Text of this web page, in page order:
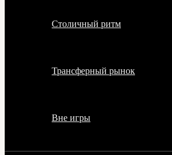
Столичный ритм
Трансферный рынок
Вне игры